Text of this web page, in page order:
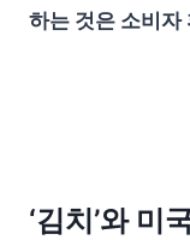
하는 것은 소비자
‘김치’와 미